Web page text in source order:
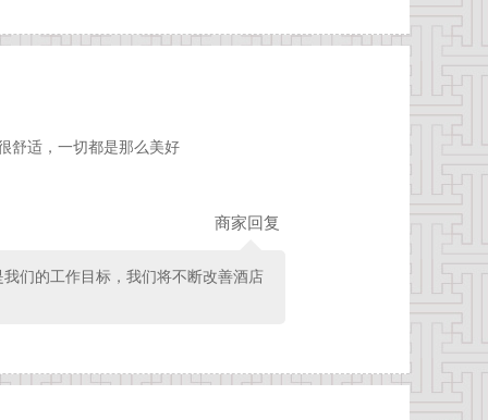
舒适，一切都是那么美好
商家回复
们的工作目标，我们将不断改善酒店